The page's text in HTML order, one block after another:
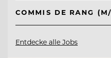
COMMIS DE RANG
Entdecke alle Jobs